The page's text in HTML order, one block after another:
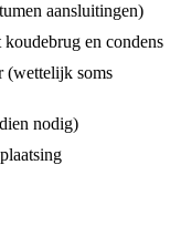
aansluitingen)
en condens
(wettelijk soms
nodig)